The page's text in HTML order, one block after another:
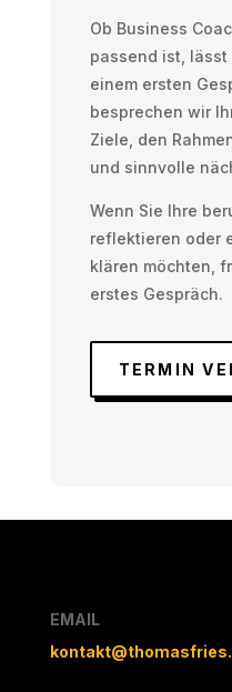
Ob Business
passend ist,
einem ersten
besprechen wir
Ziele, den
und sinnvolle
Wenn Sie Ihre
reflektieren oder
klären möchten,
erstes Gespräch.
TERMIN
EMAIL